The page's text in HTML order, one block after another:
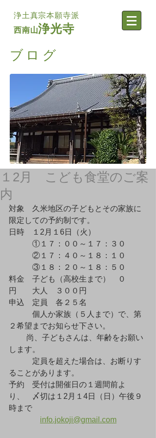
浄土真宗本願寺派
西南山浄光寺
​ブログ
１2月 こども食堂のご案
内
対象　久米地区の子どもとその家族に
限定しての予約制です。
日時　１2月１6日（火）
①１７：００～１７：３０
②１７：４０～１８：１０
③１８：２０～１８：５０
料金　子ども（高校生まで）　０
円　　大人　３００円
申込　定員　各２５名
個人か家族（５人まで）で、第
２希望までお知らせ下さい。
尚、子どもさんは、年齢をお願い
します。
定員を超えた場合は、お断りす
ることがあります。
予約　受付は開催日の１週間前よ
り、　〆切は１2月１4日（日）午後９
時まで
info.jokoji@gmail.com